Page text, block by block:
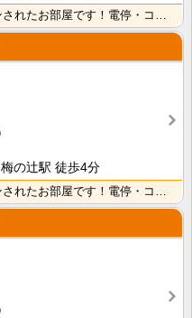
の辻駅 徒歩4分
ねこちゃんと暮らせるリノベーションされたお部屋です！電停・コンビニ徒歩圏内で生活に便利な立地です！